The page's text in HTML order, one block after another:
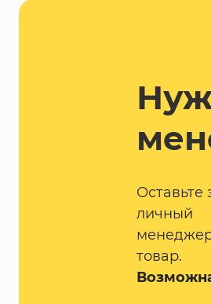
личный
товар.